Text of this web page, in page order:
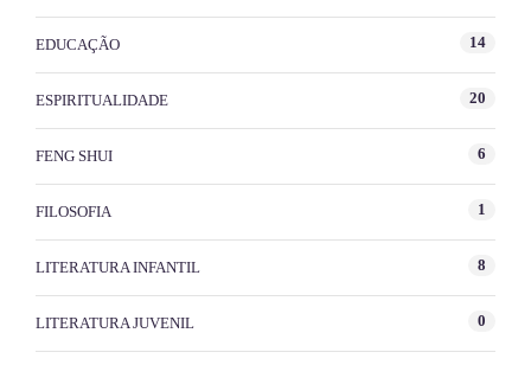
EDUCAÇÃO 14
ESPIRITUALIDADE 20
FENG SHUI 6
FILOSOFIA 1
LITERATURA INFANTIL 8
LITERATURA JUVENIL 0